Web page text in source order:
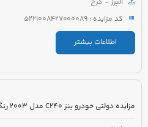
کد مزایده : 5221008427000089
اطلاعات بیشتر
مزایده دولتی خودرو بنز C240 مدل 2003 رنگ سفید